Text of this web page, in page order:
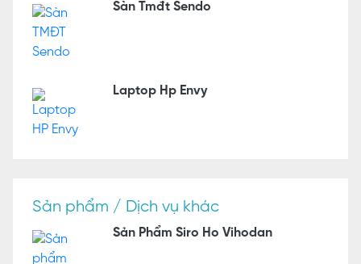
Sàn Tmđt Sendo
Laptop Hp Envy
Sản phẩm / Dịch vụ khác
Sản Phẩm Siro Ho Vihodan